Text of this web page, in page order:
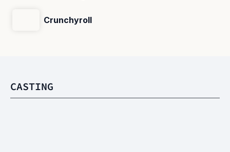
Crunchyroll
CASTING